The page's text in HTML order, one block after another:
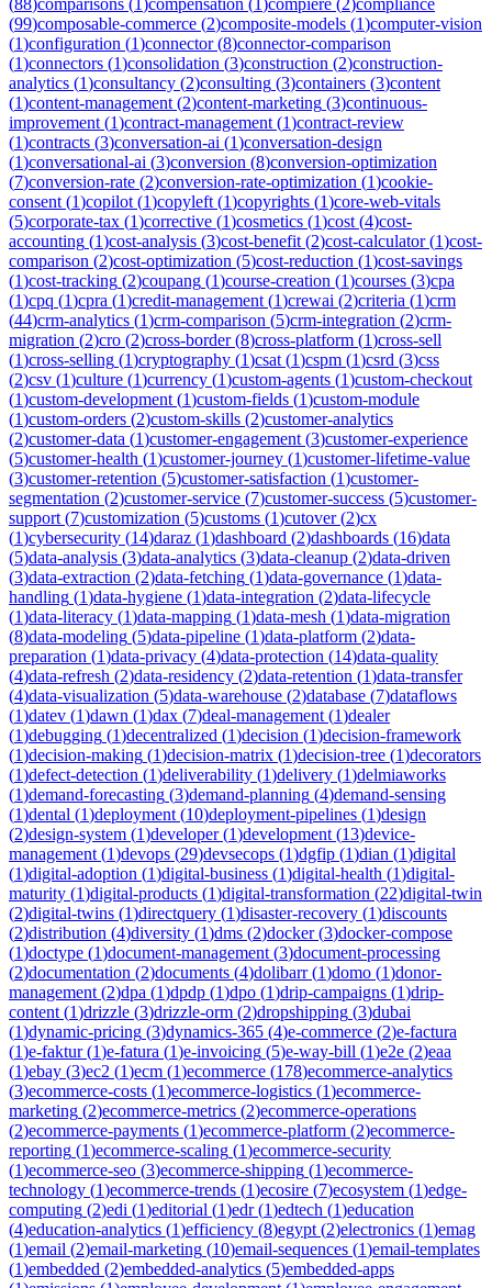
(99)composable-commerce (2)composite-models (1)computer-vision
(1)configuration (1)connector(8)connector-comparison
(1)connectors (1)consolidation (3)construction (2)construction-
analytics (1)consultancy (2)consulting (3)containers (3)content
(1)content-management (2)content-marketing (3)continuous-
improvement (1)contract-management (1)contract-review
(1)contracts (3)conversation-ai (1)conversation-design
(1)conversational-ai (3)conversion (8)conversion-optimization
(7)conversion-rate (2)conversion-rate-optimization (1)cookie-
consent (1)copilot (1)copyleft (1)copyrights (1)core-web-vitals
(5)corporate-tax (1)corrective (1)cosmetics (1)cost (4)cost-
accounting (1)cost-analysis (3)cost-benefit (2)cost-calculator(1)cost-
comparison (2)cost-optimization (5)cost-reduction (1)cost-savings
(1)cost-tracking (2)coupang (1)course-creation (1)courses (3)cpa
(1)cpq (1)cpra (1)credit-management (1)crewai (2)criteria (1)crm
(44)crm-analytics (1)crm-comparison (5)crm-integration (2)crm-
migration (2)cro (2)cross-border(8)cross-platform (1)cross-sell
(1)cross-selling (1)cryptography (1)csat (1)cspm (1)csrd (3)css
(2)csv (1)culture (1)currency (1)custom-agents (1)custom-checkout
(1)custom-development (1)custom-fields (1)custom-module
(1)custom-orders (2)custom-skills (2)customer-analytics
(2)customer-data (1)customer-engagement (3)customer-experience
(5)customer-health (1)customer-journey (1)customer-lifetime-value
(3)customer-retention (5)customer-satisfaction (1)customer-
segmentation (2)customer-service (7)customer-success (5)customer-
support (7)customization (5)customs (1)cutover(2)cx
(1)cybersecurity (14)daraz (1)dashboard (2)dashboards (16)data
(5)data-analysis (3)data-analytics (3)data-cleanup (2)data-driven
(3)data-extraction (2)data-fetching (1)data-governance (1)data-
handling (1)data-hygiene (1)data-integration (2)data-lifecycle
(1)data-literacy (1)data-mapping (1)data-mesh (1)data-migration
(8)data-modeling (5)data-pipeline (1)data-platform (2)data-
preparation (1)data-privacy (4)data-protection (14)data-quality
(4)data-refresh (2)data-residency (2)data-retention (1)data-transfer
(4)data-visualization (5)data-warehouse (2)database (7)dataflows
(1)datev (1)dawn (1)dax (7)deal-management (1)dealer
(1)debugging (1)decentralized (1)decision (1)decision-framework
(1)decision-making (1)decision-matrix (1)decision-tree (1)decorators
(1)defect-detection (1)deliverability (1)delivery (1)delmiaworks
(1)demand-forecasting (3)demand-planning (4)demand-sensing
(1)dental (1)deployment (10)deployment-pipelines (1)design
(2)design-system (1)developer(1)development (13)device-
management (1)devops (29)devsecops (1)dgfip (1)dian (1)digital
(1)digital-adoption (1)digital-business (1)digital-health (1)digital-
maturity (1)digital-products (1)digital-transformation (22)digital-twin
(2)digital-twins (1)directquery (1)disaster-recovery (1)discounts
(2)distribution (4)diversity (1)dms (2)docker(3)docker-compose
(1)doctype (1)document-management (3)document-processing
(2)documentation (2)documents (4)dolibarr(1)domo (1)donor-
management (2)dpa (1)dpdp (1)dpo (1)drip-campaigns (1)drip-
content (1)drizzle (3)drizzle-orm (2)dropshipping (3)dubai
(1)dynamic-pricing (3)dynamics-365 (4)e-commerce (2)e-factura
(1)e-faktur(1)e-fatura (1)e-invoicing (5)e-way-bill (1)e2e (2)eaa
(1)ebay (3)ec2 (1)ecm (1)ecommerce (178)ecommerce-analytics
(3)ecommerce-costs (1)ecommerce-logistics (1)ecommerce-
marketing (2)ecommerce-metrics (2)ecommerce-operations
(2)ecommerce-payments (1)ecommerce-platform (2)ecommerce-
reporting (1)ecommerce-scaling (1)ecommerce-security
(1)ecommerce-seo (3)ecommerce-shipping (1)ecommerce-
technology (1)ecommerce-trends (1)ecosire (7)ecosystem (1)edge-
computing (2)edi (1)editorial (1)edr(1)edtech (1)education
(4)education-analytics (1)efficiency (8)egypt (2)electronics (1)emag
(1)email (2)email-marketing (10)email-sequences (1)email-templates
(1)embedded (2)embedded-analytics (5)embedded-apps